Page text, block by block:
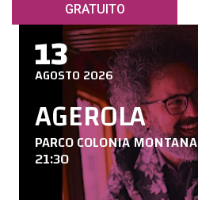
GRATUITO
13
AGOSTO 2026
AGEROLA
PARCO COLONIA MONTANA
21:30